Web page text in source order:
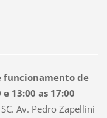
funcionamento de
13:00 as 17:00
SC. Av. Pedro Zapellini